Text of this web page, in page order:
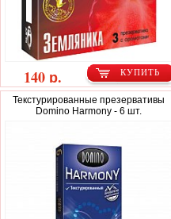
КУПИТЬ
140 р.
Текстурированные презервативы
Domino Harmony - 6 шт.